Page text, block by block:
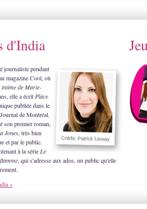
d'India
journaliste pendant
magazine Cool, où
de Marie-
elle a écrit Place
publiée dans le
de Montréal.
son premier roman,
Jones, très bien
et par le public.
à la série Le
, qui s'adresse aux ados, un public qu'elle
»